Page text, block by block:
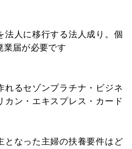
法人に移行する法人成り。個
業届が必要です
れるセゾンプラチナ・ビジネ
カン・エキスプレス・カード
となった主婦の扶養要件はど